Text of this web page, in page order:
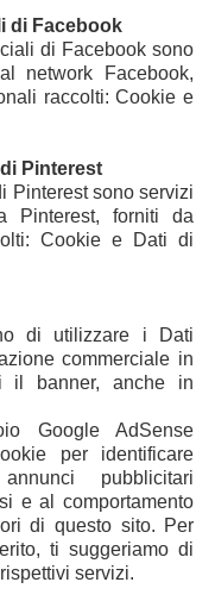
di Facebook
di Facebook sono
network Facebook,
raccolti: Cookie e
Pinterest
Pinterest sono servizi
Pinterest, forniti da
Cookie e Dati di
di utilizzare i Dati
commerciale in
il banner, anche in
Google AdSense
per identificare
pubblicitari
e al comportamento
di questo sito. Per
ti suggeriamo di
servizi.